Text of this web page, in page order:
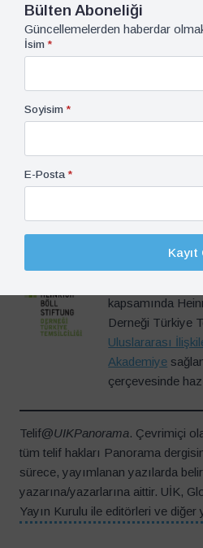
yansıyan samimi pozların
olarak, Ukrayna savaşı,
Gazze’de yeniden alevlenecek
Panorama, Çevrimiçi Yayın, 24
21st Century;
kapsamında
Derneği Türkiye
Uluslararası
Akademiye
çerçevesinde
Telif@UIKPanorama. Çevrimiçi
tüm telif hakları Panorama
sürece, yayımlanan yazılarda
yazarına/yazarlarına aittir. UİK,
Yayın Kurulu ile editörleri ve diğer
Bülten Aboneliği
Güncellemelerden haberdar
İsim *
Soyisim *
E-Posta *
Kayıt